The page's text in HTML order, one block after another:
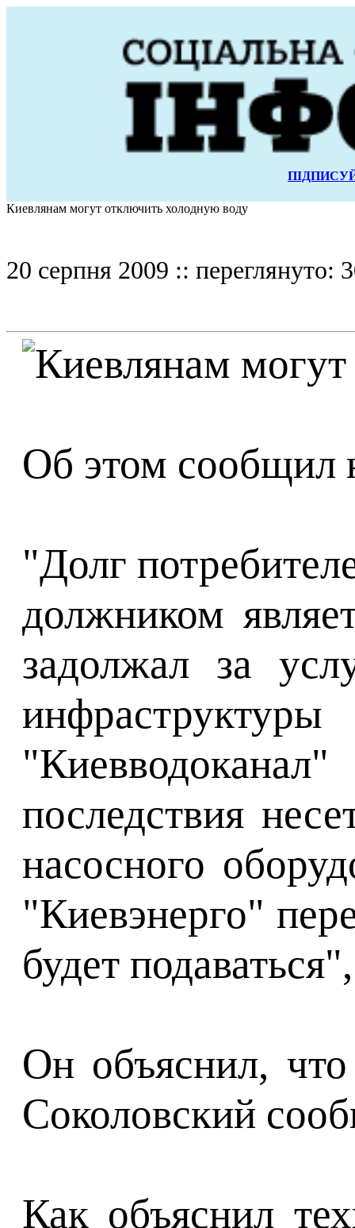
Киевлянам могут отключить холодную воду
20 серпня 2009 :: переглянуто:
Об этом сообщил
"Долг
должником
задолжал за
последствия
насосного
"Киевэнерго"
будет
Он объяснил,
Соколовский
Как объяснил